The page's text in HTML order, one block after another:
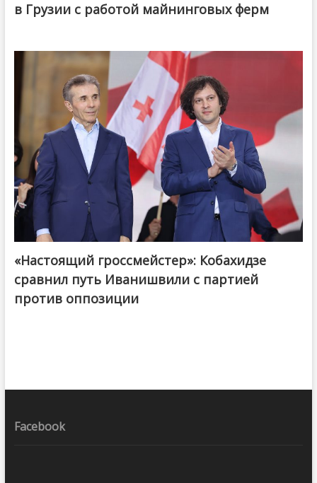
в Грузии с работой майнинговых ферм
@ქართული ოცნება / Georgian Dream
«Настоящий гроссмейстер»: Кобахидзе
сравнил путь Иванишвили с партией
против оппозиции
Facebook